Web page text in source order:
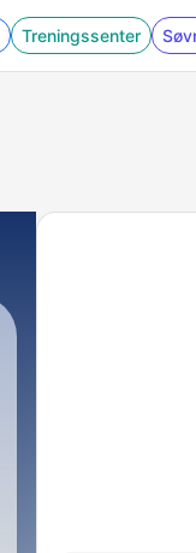
Treningssenter